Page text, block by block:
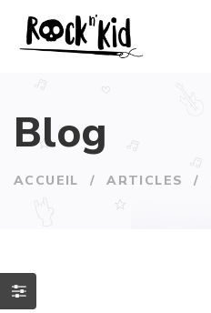
Blog
ACCUEIL / ARTICLES /